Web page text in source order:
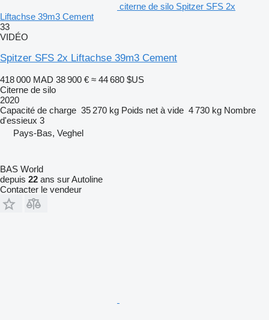
citerne de silo Spitzer SFS 2x
Liftachse 39m3 Cement
33
VIDÉO
Spitzer SFS 2x Liftachse 39m3 Cement
418 000 MAD 38 900 € ≈ 44 680 $US
Citerne de silo
2020
Capacité de charge 35 270 kg Poids net à vide 4 730 kg Nombre
d'essieux 3
Pays-Bas, Veghel
BAS World
depuis 22 ans sur Autoline
Contacter le vendeur